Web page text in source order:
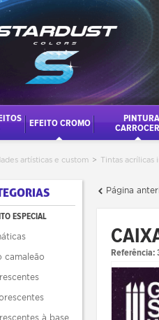
EFEITO CROMO
PINTURA
artísticas e custom > Tintas acrílicas
ESPECIAL
camaleão
à base
Página
Referência: